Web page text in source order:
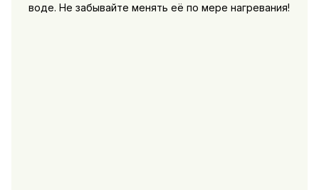
воде. Не забывайте менять её по мере нагревания!